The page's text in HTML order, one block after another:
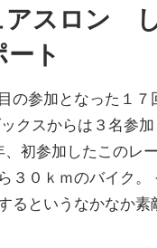
アスロン
ト
の参加となった１７
クスからは３名参
初参加したこのレ
３０ｋｍのバイク。
るというなかなか素